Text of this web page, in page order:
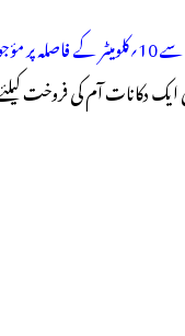
دکانات آم کی فروخت